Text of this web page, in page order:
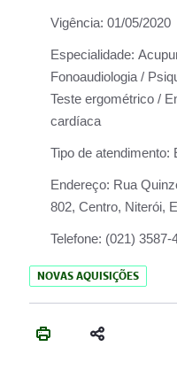
Vigência: 01/05/2020
Especialidade:
Fonoaudiologia /
Teste ergométrico /
cardíaca
Tipo de atendimento:
Endereço: Rua
802, Centro, Niterói,
Telefone: (021) 3587-
NOVAS AQUISIÇÕES